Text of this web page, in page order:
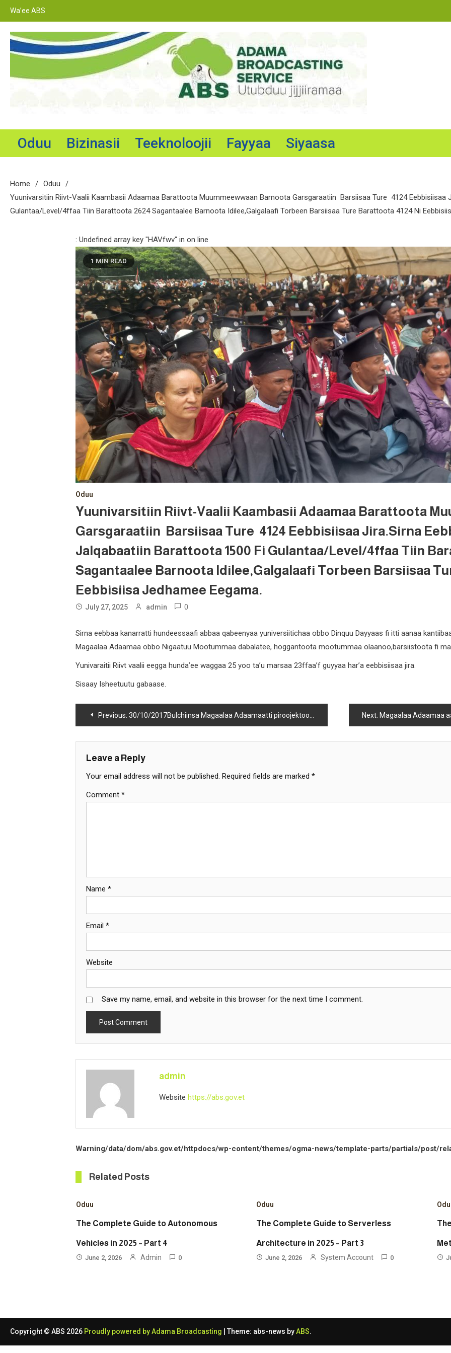
Skip
to
content
Wa’ee ABS
Adama Broadcasting Service
Oduu
Bizinasii Teeknoloojii Fayyaa Siyaasa
Home
Oduu
Yuunivarsitiin Riivt-Vaalii Kaambasii Adaamaa Barattoota Muummeewwaan Barnoota Garsgaraatiin Barsiisaa Ture 4124 Eebbisiisaa
Gulantaa/level/4ffaa Tiin Barattoota 2624 Sagantaalee Barnoota Idilee,galgalaafi Torbeen Barsiisaa Ture Barattoota 4124 Ni
: Undefined array key "HAVfwv" inon line
1 MIN READ
Oduu
Yuunivarsitiin Riivt-Vaalii Kaambasii Adaamaa Barattoota
Garsgaraatiin Barsiisaa Ture 4124 Eebbisiisaa Jira.Sirna
Jalqabaatiin Barattoota 1500 Fi Gulantaa/level/4ffaa Tiin
Sagantaalee Barnoota Idilee,galgalaafi Torbeen Barsiisaa
Eebbisiisa Jedhamee Eegama.
July 27, 2025 admin 0
Sirna eebbaa kanarratti hundeessaafi abbaa qabeenyaa yuniversiitichaa obbo Dinquu Dayyaas fi itti aanaa
Magaalaa Adaamaa obbo Nigaatuu Mootummaa dabalatee, hoggantoota mootummaa olaanoo,barsiistoota fi
Yunivaraitii Riivt vaalii eegga hunda’ee waggaa 25 yoo ta’u marsaa 23ffaa’f guyyaa har’a eebbisiisaa jira.
Sisaay Isheetuutu gabaase.
Post
navigation
Previous: 30/10/2017Bulchiinsa Magaalaa Adaamaatti piroojektoonni bara 2017 bajata moootummaa fi hirmaannaa ummataan hojjetaman bakka keessummoonni naannoo fi magaalichaa argamanitti eebbifamanii tajaajilaaf banaa ta’aniiru. Next: Magaalaa Adaamaa aanaa Irreechaatti
Leave a Reply
Your email address will not be published. Required fields are marked*
Comment*
Name*
Email*
Website
Save my name, email, and website in this browser for the next time I comment.
admin
Website https://abs.gov.et
Warning/data/dom/abs.gov.et/httpdocs/wp-content/themes/ogma-news/template-parts/partials/post/
Related Posts
Oduu
The Complete Guide to Autonomous
Vehicles in 2025 – Part 4
June 2, 2026 Admin 0
Oduu
The Complete Guide to Serverless
Architecture in 2025 – Part 3
June 2, 2026 System Account 0
Copyright © ABS 2026 Proudly powered by Adama Broadcasting Theme: abs-news byABS.